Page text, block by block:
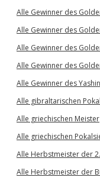
Alle Gewinner des
Alle Gewinner des
Alle Gewinner des
Alle Gewinner des
Alle Gewinner des
Alle gibraltarischen
Alle griechischen Meister
Alle griechischen
Alle Herbstmeister der
Alle Herbstmeister der